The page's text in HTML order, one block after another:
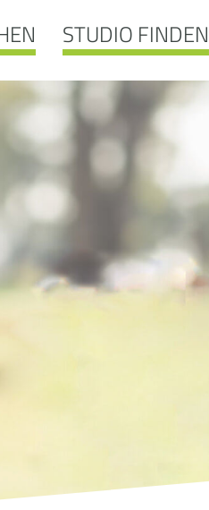
STUDIO FINDEN